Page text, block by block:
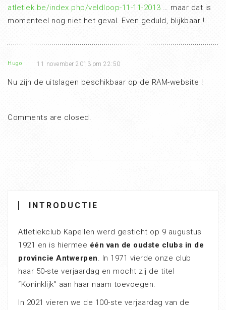
atletiek.be/index.php/veldloop-11-11-2013 … maar dat is
momenteel nog niet het geval. Even geduld, blijkbaar !
Hugo 11 november 2013 om 22:50
Nu zijn de uitslagen beschikbaar op de RAM-website !
Comments are closed.
INTRODUCTIE
Atletiekclub Kapellen werd gesticht op 9 augustus
1921 en is hiermee één van de oudste clubs in de
provincie Antwerpen. In 1971 vierde onze club
haar 50-ste verjaardag en mocht zij de titel
“Koninklijk” aan haar naam toevoegen.
In 2021 vieren we de 100-ste verjaardag van de